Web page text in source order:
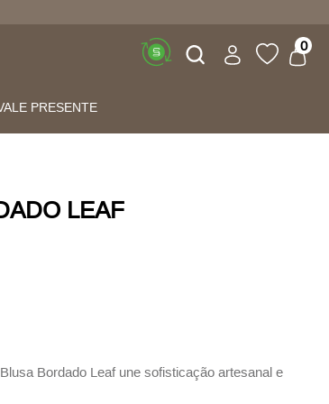
Buscar 0
PRESENTE
LEAF
Bordado Leaf une sofisticação artesanal e